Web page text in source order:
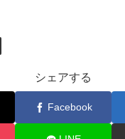
シェアする
Facebook